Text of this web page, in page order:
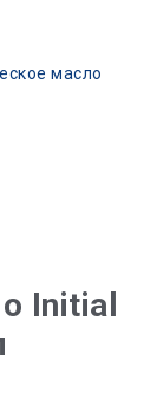
масло
Initial